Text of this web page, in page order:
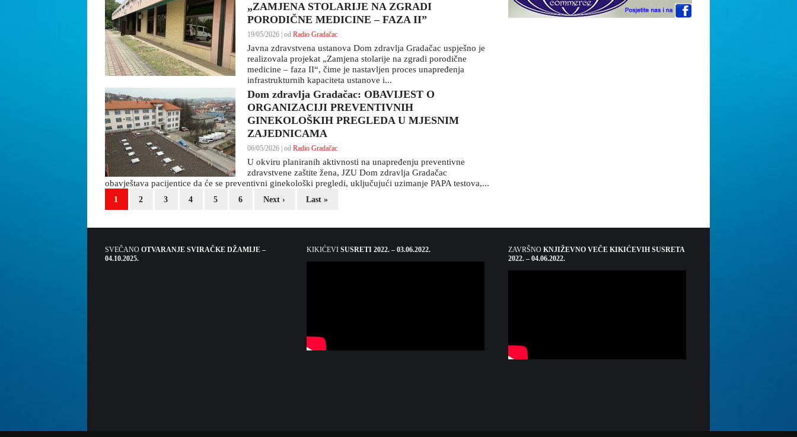
„ZAMJENA STOLARIJE NA ZGRADI
PORODIČNE MEDICINE – FAZA II”
19/05/2026 | od Radio Gradačac
Javna zdravstvena ustanova Dom zdravlja Gradačac uspješno je
realizovala projekat „Zamjena stolarije na zgradi porodične
medicine – faza II“, čime je nastavljen proces unapređenja
infrastrukturnih kapaciteta ustanove i...
Dom zdravlja Gradačac: OBAVIJEST O
ORGANIZACIJI PREVENTIVNIH
GINEKOLOŠKIH PREGLEDA U MJESNIM
ZAJEDNICAMA
06/05/2026 | od Radio Gradačac
U okviru planiranih aktivnosti na unapređenju preventivne
zdravstvene zaštite žena, JZU Dom zdravlja Gradačac
obavještava pacijentice da će se preventivni ginekološki pregledi, uključujući uzimanje PAPA testova,...
1 2 3 4 5 6 Next › Last »
SVEČANO OTVARANJE SVIRAČKE DŽAMIJE –
04.10.2025.
KIKIĆEVI SUSRETI 2022. – 03.06.2022. ZAVRŠNO KNJIŽEVNO VEČE KIKIĆEVIH SUSRETA
2022. – 04.06.2022.